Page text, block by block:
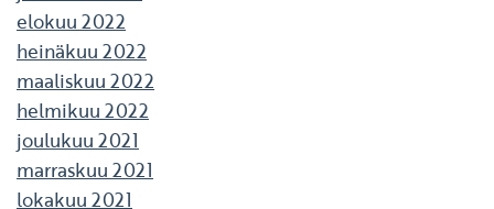
elokuu 2022
heinäkuu 2022
maaliskuu 2022
helmikuu 2022
joulukuu 2021
marraskuu 2021
lokakuu 2021